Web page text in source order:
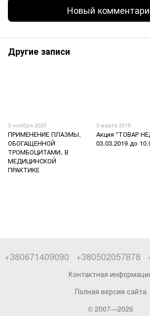
Новый
Другие записи
3 ноября 2020
ПРИМЕНЕНИЕ ПЛАЗМЫ,
ОБОГАЩЕННОЙ
ТРОМБОЦИТАМИ, В
МЕДИЦИНСКОЙ
ПРАКТИКЕ
3 марта 2019
Акция "ТОВАР
03.03.2019 до
+380671409090 +380502057878
Контактная
Полная версия сайта
© 2007—2026